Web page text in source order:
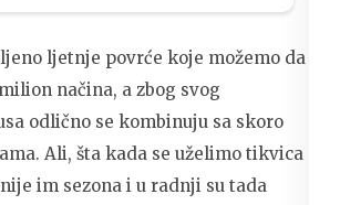
ljetnje povrće koje možemo da
načina, a zbog svog
odlično se kombinuju sa skoro
Ali, šta kada se uželimo tikvica
im sezona i u radnji su tada